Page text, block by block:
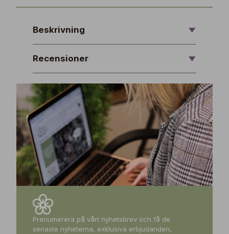
Beskrivning
Recensioner
Prenumerera på vårt nyhetsbrev och få de
senaste nyheterna, exklusiva erbjudanden,